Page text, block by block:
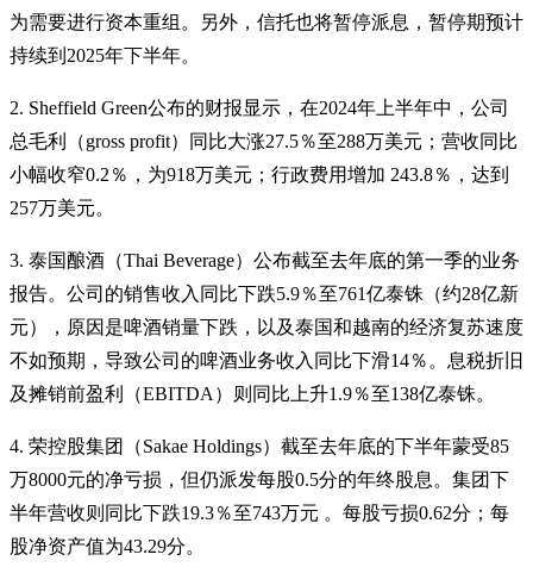
为需要进行资本重组。另外，信托也将暂停派息，暂停期预计
持续到2025年下半年。
2. Sheffield Green公布的财报显示，在2024年上半年中，公司
总毛利（gross profit）同比大涨27.5％至288万美元；营收同比
小幅收窄0.2％，为918万美元；行政费用增加 243.8％，达到
257万美元。
3. 泰国酿酒（Thai Beverage）公布截至去年底的第一季的业务
报告。公司的销售收入同比下跌5.9％至761亿泰铢（约28亿新
元），原因是啤酒销量下跌，以及泰国和越南的经济复苏速度
不如预期，导致公司的啤酒业务收入同比下滑14％。息税折旧
及摊销前盈利（EBITDA）则同比上升1.9％至138亿泰铢。
4. 荣控股集团（Sakae Holdings）截至去年底的下半年蒙受85
万8000元的净亏损，但仍派发每股0.5分的年终股息。集团下
半年营收则同比下跌19.3％至743万元 。每股亏损0.62分；每
股净资产值为43.29分。